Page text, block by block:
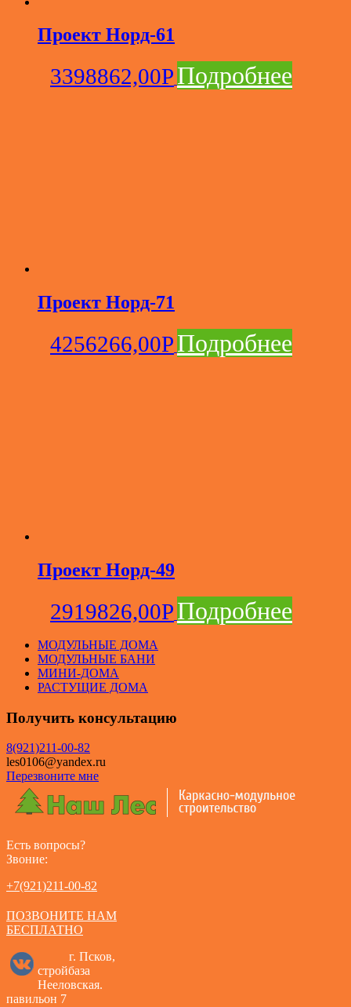
Проект Норд-61
3398862,00РПодробнее
Проект Норд-71
4256266,00РПодробнее
Проект Норд-49
2919826,00РПодробнее
МОДУЛЬНЫЕ ДОМА
МОДУЛЬНЫЕ БАНИ
МИНИ-ДОМА
РАСТУЩИЕ ДОМА
Получить консультацию
8(921)211-00-82
les0106@yandex.ru
Перезвоните мне
Есть вопросы?
Звоние:
+7(921)211-00-82
ПОЗВОНИТЕ НАМ
БЕСПЛАТНО
г. Псков,
стройбаза
Нееловская.
павильон 7